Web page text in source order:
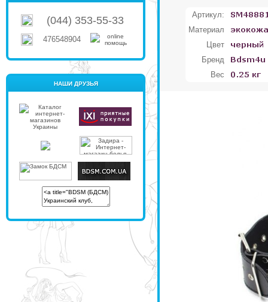
(044) 353-55-33
476548904
НАШИ ДРУЗЬЯ
Артикул:
Материал
Цвет
Бренд
Вес